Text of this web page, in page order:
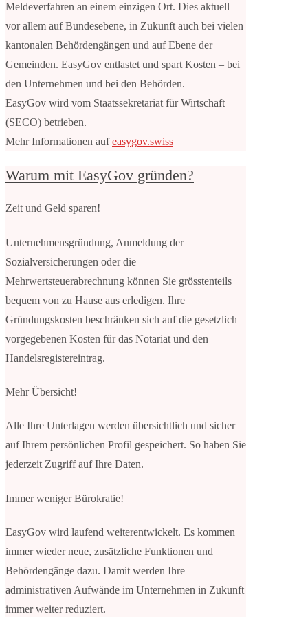
Meldeverfahren an einem einzigen Ort. Dies aktuell
vor allem auf Bundesebene, in Zukunft auch bei vielen
kantonalen Behördengängen und auf Ebene der
Gemeinden. EasyGov entlastet und spart Kosten – bei
den Unternehmen und bei den Behörden.
EasyGov wird vom Staatssekretariat für Wirtschaft
(SECO) betrieben.
Mehr Informationen aufeasygov.swiss
Warum mit EasyGov gründen?
Zeit und Geld sparen!
Unternehmensgründung, Anmeldung der
Sozialversicherungen oder die
Mehrwertsteuerabrechnung können Sie grösstenteils
bequem von zu Hause aus erledigen. Ihre
Gründungskosten beschränken sich auf die gesetzlich
vorgegebenen Kosten für das Notariat und den
Handelsregistereintrag.
Mehr Übersicht!
Alle Ihre Unterlagen werden übersichtlich und sicher
auf Ihrem persönlichen Profil gespeichert. So haben Sie
jederzeit Zugriff auf Ihre Daten.
Immer weniger Bürokratie!
EasyGov wird laufend weiterentwickelt. Es kommen
immer wieder neue, zusätzliche Funktionen und
Behördengänge dazu. Damit werden Ihre
administrativen Aufwände im Unternehmen in Zukunft
immer weiter reduziert.